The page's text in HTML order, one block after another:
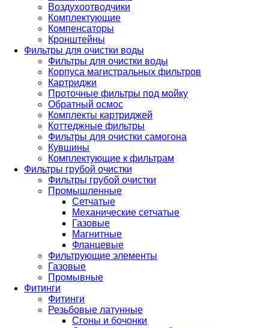
Воздухоотводчики
Комплектующие
Компенсаторы
Кронштейны
Фильтры для очистки воды
Фильтры для очистки воды
Корпуса магистральных фильтров
Картриджи
Проточные фильтры под мойку
Обратный осмос
Комплекты картриджей
Коттеджные фильтры
Фильтры для очистки самогона
Кувшины
Комплектующие к фильтрам
Фильтры грубой очистки
Фильтры грубой очистки
Промышленные
Сетчатые
Механические сетчатые
Газовые
Магнитные
Фланцевые
Фильтрующие элементы
Газовые
Промывные
Фитинги
Фитинги
Резьбовые латунные
Сгоны и бочонки